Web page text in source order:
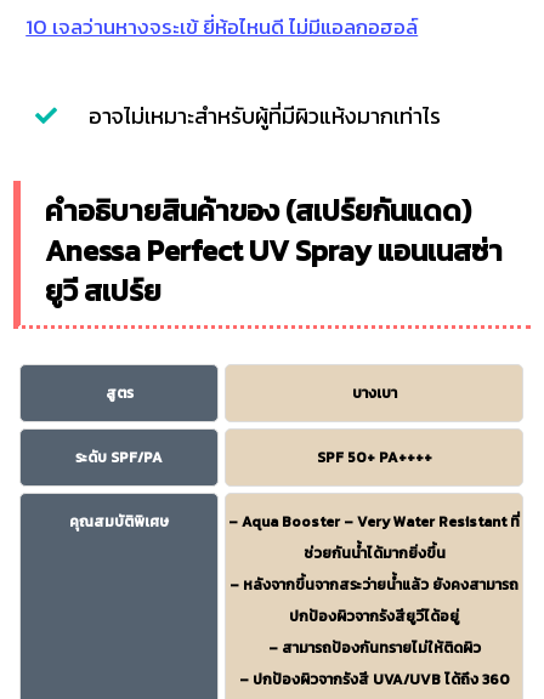
10 เจลว่านหางจระเข้ ยี่ห้อไหนดี ไม่มีแอลกอฮอล์
อาจไม่เหมาะสำหรับผู้ที่มีผิวแห้งมากเท่าไร
คำอธิบายสินค้าของ (สเปร์ยกันแดด)
Anessa Perfect UV Spray แอนเนสซ่า
ยูวี สเปร์ย
สูตร บางเบา
ระดับ SPF/PA SPF 50+ PA++++
คุณสมบัติพิเศษ
– Aqua Booster – Very Water Resistant ที่
ช่วยกันน้ำได้มากยิ่งขึ้น
– หลังจากขึ้นจากสระว่ายน้ำแล้ว ยังคงสามารถ
ปกป้องผิวจากรังสียูวีได้อยู่
– สามารถป้องกันทรายไม่ให้ติดผิว
– ปกป้องผิวจากรังสี UVA/UVB ได้ถึง 360